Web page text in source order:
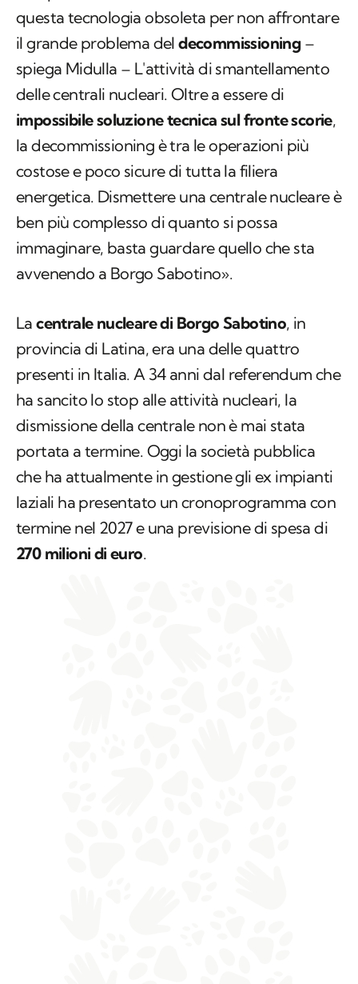
questa tecnologia obsoleta per non affrontare
il grande problema deldecommissioning–
spiega Midulla – L'attività di smantellamento
delle centrali nucleari. Oltre a essere di
impossibile soluzione tecnica sul fronte scorie,
la decommissioning è tra le operazioni più
costose e poco sicure di tutta la filiera
energetica. Dismettere una centrale nucleare è
ben più complesso di quanto si possa
immaginare, basta guardare quello che sta
avvenendo a Borgo Sabotino».
Lacentrale nucleare di Borgo Sabotino, in
provincia di Latina, era una delle quattro
presenti in Italia. A 34 anni dal referendum che
ha sancito lo stop alle attività nucleari, la
dismissione della centrale non è mai stata
portata a termine. Oggi la società pubblica
che ha attualmente in gestione gli ex impianti
laziali ha presentato un cronoprogramma con
termine nel 2027 e una previsione di spesa di
270 milioni di euro.